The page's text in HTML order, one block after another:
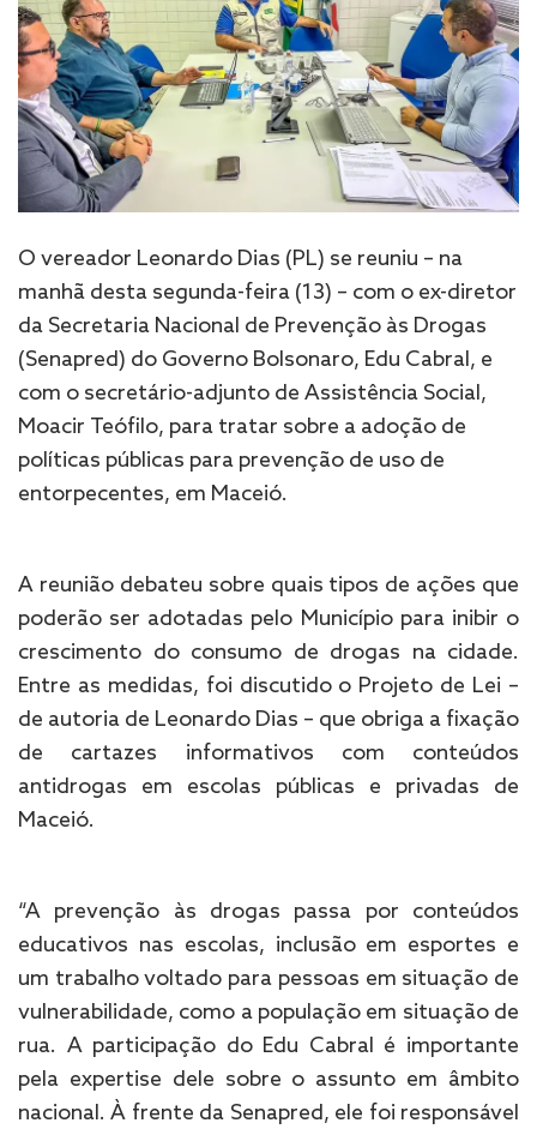
O vereador Leonardo Dias (PL) se reuniu – na
manhã desta segunda-feira (13) – com o ex-diretor
da Secretaria Nacional de Prevenção às Drogas
(Senapred) do Governo Bolsonaro, Edu Cabral, e
com o secretário-adjunto de Assistência Social,
Moacir Teófilo, para tratar sobre a adoção de
políticas públicas para prevenção de uso de
entorpecentes, em Maceió.
A reunião debateu sobre quais tipos de ações que
poderão ser adotadas pelo Município para inibir o
crescimento do consumo de drogas na cidade.
Entre as medidas, foi discutido o Projeto de Lei –
de autoria de Leonardo Dias – que obriga a fixação
de cartazes informativos com conteúdos
antidrogas em escolas públicas e privadas de
Maceió.
“A prevenção às drogas passa por conteúdos
educativos nas escolas, inclusão em esportes e
um trabalho voltado para pessoas em situação de
vulnerabilidade, como a população em situação de
rua. A participação do Edu Cabral é importante
pela expertise dele sobre o assunto em âmbito
nacional. À frente da Senapred, ele foi responsável